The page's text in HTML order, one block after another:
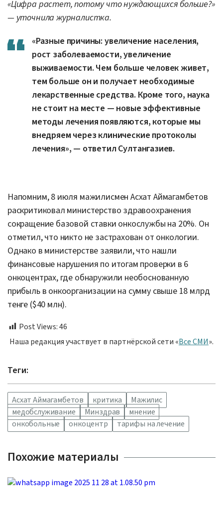
«Цифра растет, потому что нуждающихся больше?»
— уточнила журналистка.
«Разные причины: увеличение населения,
рост заболеваемости, увеличение
выживаемости. Чем больше человек живет,
тем больше он и получает необходимые
лекарственные средства. Кроме того, наука
не стоит на месте — новые эффективные
методы лечения появляются, которые мы
внедряем через клинические протоколы
лечения», — ответил Султангазиев.
Напомним, 8 июля мажилисмен Асхат Аймагамбетов
раскритиковал министерство здравоохранения
сокращение базовой ставки онкослужбы на 20%. Он
отметил, что никто не застрахован от онкологии.
Однако в министерстве заявили, что нашли
финансовые нарушения по итогам проверки в 6
онкоцентрах, где обнаружили необоснованную
прибыль в онкоорганизации на сумму свыше 18 млрд
тенге ($40 млн).
Post Views:46
Наша редакция участвует в партнёрской сети «Все СМИ».
Теги:
Асхат Аймагамбетов критика
Мажилис
медобслуживание
Минздрав
мнение
онкобольные
онкоцентр тарифы на лечение
Похожие материалы